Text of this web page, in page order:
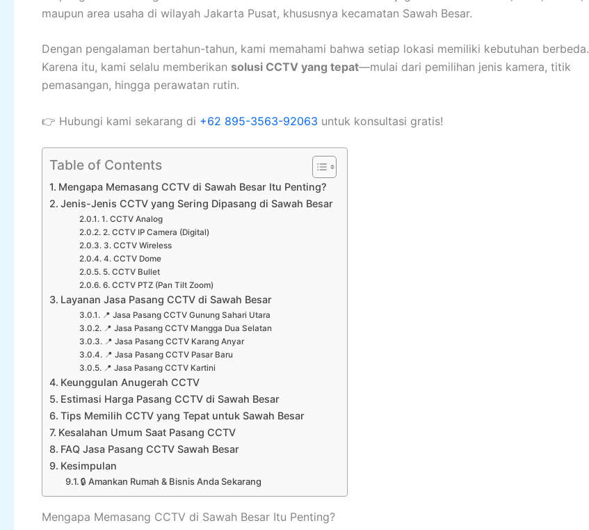
maupun area usaha di wilayah Jakarta Pusat, khususnya kecamatan Sawah Besar.
Dengan pengalaman bertahun-tahun, kami memahami bahwa setiap lokasi memiliki kebutuhan berbeda.
Karena itu, kami selalu memberikan solusi CCTV yang tepat—mulai dari pemilihan jenis kamera, titik
pemasangan, hingga perawatan rutin.
👉 Hubungi kami sekarang di +62 895-3563-92063 untuk konsultasi gratis!
Table of Contents
Mengapa Memasang CCTV di Sawah Besar Itu Penting?
Jenis-Jenis CCTV yang Sering Dipasang di Sawah Besar
1. CCTV Analog
2. CCTV IP Camera (Digital)
3. CCTV Wireless
4. CCTV Dome
5. CCTV Bullet
6. CCTV PTZ (Pan Tilt Zoom)
Layanan Jasa Pasang CCTV di Sawah Besar
📍 Jasa Pasang CCTV Gunung Sahari Utara
📍 Jasa Pasang CCTV Mangga Dua Selatan
📍 Jasa Pasang CCTV Karang Anyar
📍 Jasa Pasang CCTV Pasar Baru
📍 Jasa Pasang CCTV Kartini
Keunggulan Anugerah CCTV
Estimasi Harga Pasang CCTV di Sawah Besar
Tips Memilih CCTV yang Tepat untuk Sawah Besar
Kesalahan Umum Saat Pasang CCTV
FAQ Jasa Pasang CCTV Sawah Besar
Kesimpulan
🔒 Amankan Rumah & Bisnis Anda Sekarang
Mengapa Memasang CCTV di Sawah Besar Itu Penting?